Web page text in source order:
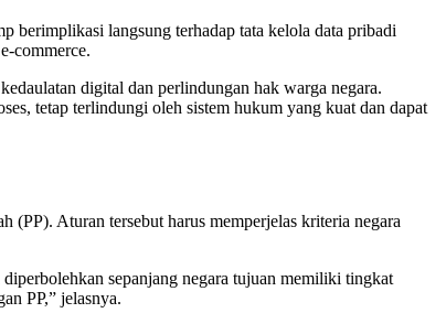
berimplikasi langsung terhadap tata kelola data pribadi
commerce.
digital dan perlindungan hak warga negara.
tetap terlindungi oleh sistem hukum yang kuat dan dapat
(PP). Aturan tersebut harus memperjelas kriteria negara
sepanjang negara tujuan memiliki tingkat
PP,” jelasnya.